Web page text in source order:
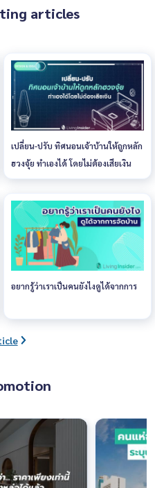
articles
เปลี่ยน-ปรับ ทิศนอนเจ้าบ้านให้ถูกหลัก
ฮวงจุ้ย ทำเองได้ โดยไม่ต้องเสียเงิน
อยากรู้ว่าเราเป็นคนยังไงดูได้จากการ